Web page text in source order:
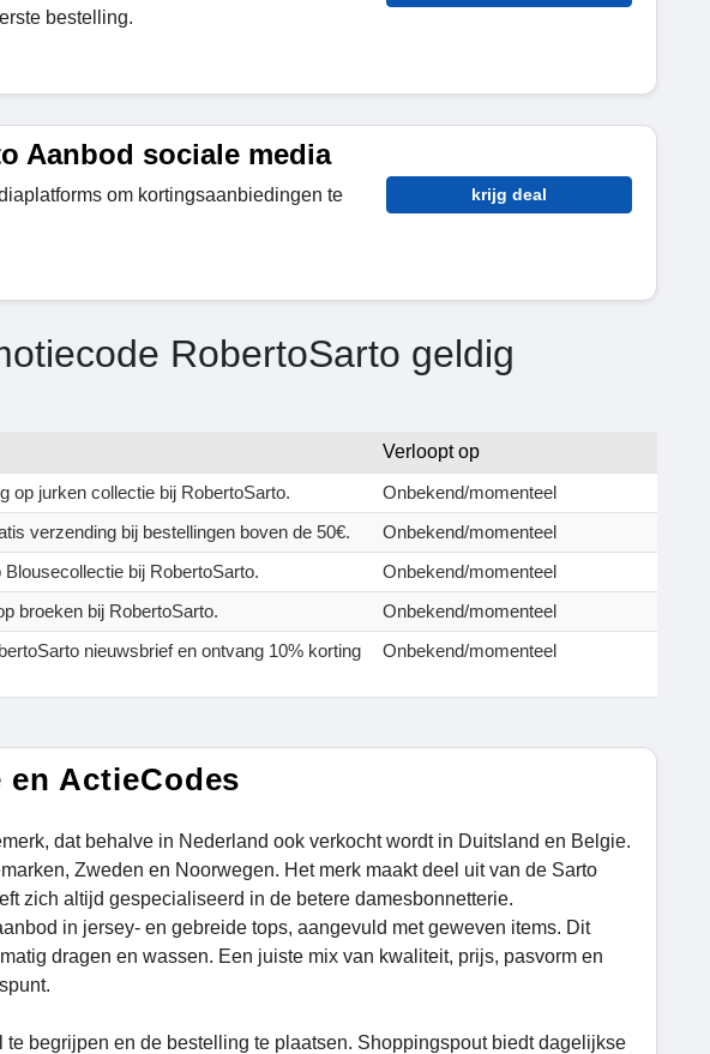
bestelling.
Aanbod sociale media
om kortingsaanbiedingen te
krijg deal
RobertoSarto geldig
Verloopt op
op jurken collectie bij RobertoSarto.
Onbekend/momenteel
verzending bij bestellingen boven de 50€.
Onbekend/momenteel
bij RobertoSarto.
Onbekend/momenteel
broeken bij RobertoSarto.
Onbekend/momenteel
nieuwsbrief en ontvang 10% korting
Onbekend/momenteel
ActieCodes
dat behalve in Nederland ook verkocht wordt in Duitsland en Belgie.
Zweden en Noorwegen. Het merk maakt deel uit van de Sarto
zich altijd gespecialiseerd in de betere damesbonnetterie.
in jersey- en gebreide tops, aangevuld met geweven items. Dit
dragen en wassen. Een juiste mix van kwaliteit, prijs, pasvorm en
begrijpen en de bestelling te plaatsen. Shoppingspout biedt dagelijkse